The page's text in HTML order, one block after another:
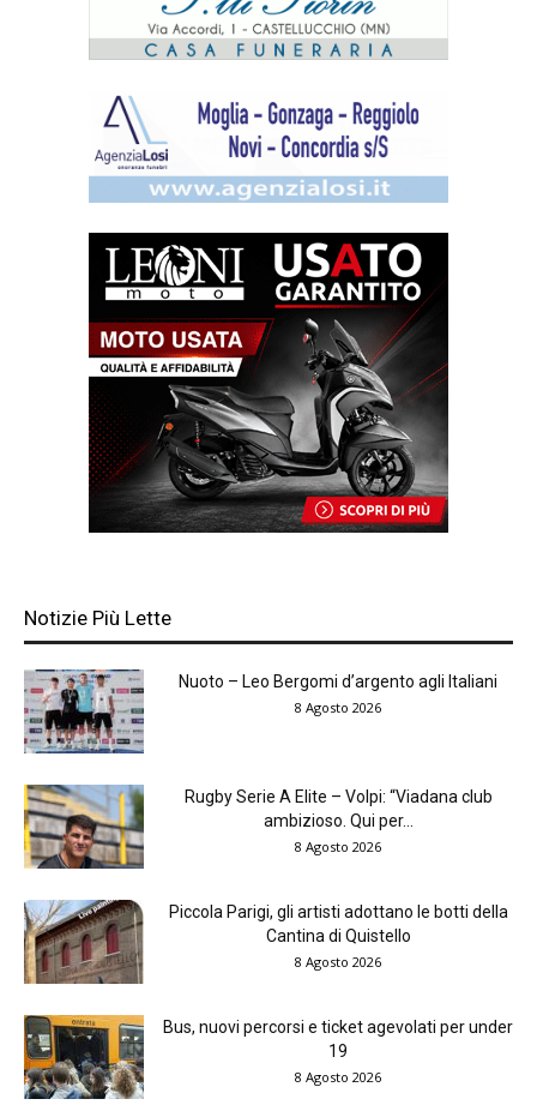
Notizie Più Lette
Nuoto – Leo Bergomi d’argento agli Italiani
8 Agosto 2026
Rugby Serie A Elite – Volpi: “Viadana club
ambizioso. Qui per...
8 Agosto 2026
Piccola Parigi, gli artisti adottano le botti della
Cantina di Quistello
8 Agosto 2026
Bus, nuovi percorsi e ticket agevolati per under
19
8 Agosto 2026